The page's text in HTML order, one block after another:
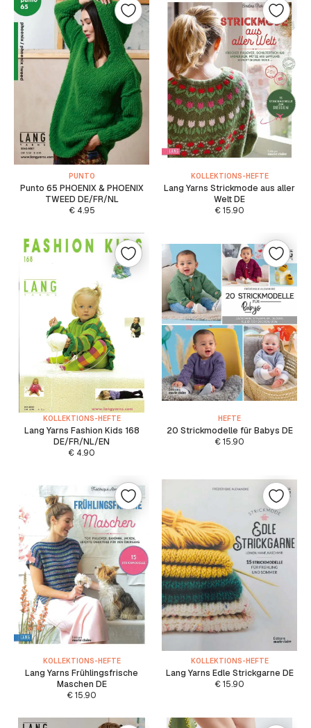
PUNTO
Punto 65 PHOENIX & PHOENIX
TWEED DE/FR/NL
€4.95
KOLLEKTIONS-HEFTE
Lang Yarns Strickmode aus aller
Welt DE
€15.90
KOLLEKTIONS-HEFTE
Lang Yarns Fashion Kids 168
DE/FR/NL/EN
€ 4.90
HEFTE
20 Strickmodelle für Babys DE
€15.90
KOLLEKTIONS-HEFTE
Lang Yarns Frühlingsfrische
Maschen DE
€15.90
KOLLEKTIONS-HEFTE
Lang Yarns Edle Strickgarne DE
€15.90